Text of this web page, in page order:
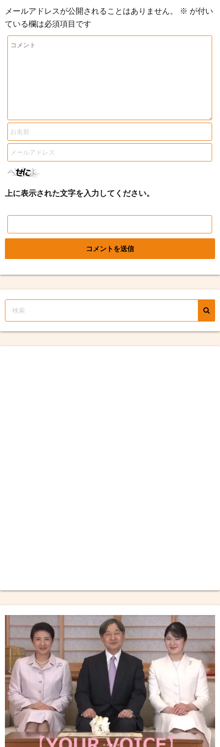
メールアドレスが公開されることはありません。 ※ が付い
ている欄は必須項目です
上に表示された文字を入力してください。